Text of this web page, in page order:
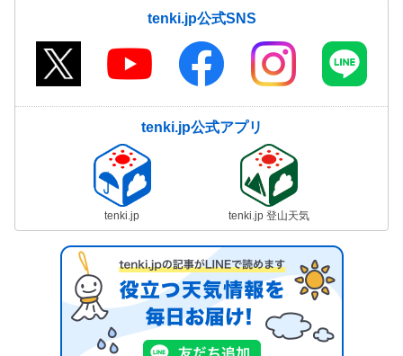
tenki.jp公式SNS
tenki.jp公式アプリ
tenki.jp tenki.jp 登山天気